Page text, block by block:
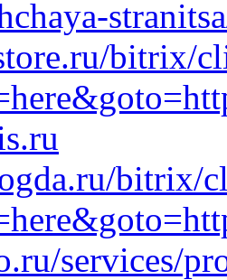
bitrix/
bitrix/
services/